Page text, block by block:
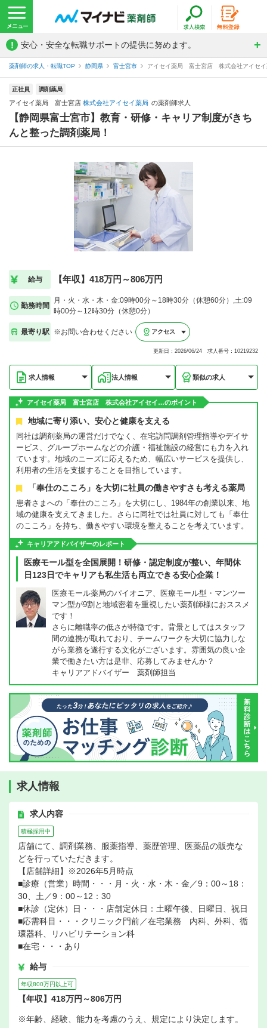
! 安心・安全な転職サポートの提供に努めます。
薬剤師の求人・転職TOP 静岡県 富士宮市 アイセイ薬局 富士宮店 株式会社アイセイ
正社員 調剤薬局
アイセイ薬局 富士宮店 株式会社アイセイ薬局 の薬剤師求人
【静岡県富士宮市】教育・研修・キャリア制度がきち
んと整った調剤薬局！
給与 【年収】418万円～806万円
勤務時間
月・火・水・木・金:09時00分～18時30分（休憩60分）,土:09
時00分～12時30分（休憩0分）
最寄り駅 ※お問い合わせください アクセス
更新日：2026/06/24 求人番号：10219232
求人情報 法人情報 類似の求人
アイセイ薬局 富士宮店 株式会社アイセイ…のポイント
地域に寄り添い、安心と健康を支える
同社は調剤薬局の運営だけでなく、在宅訪問調剤管理指導やデイサ
ービス、グループホームなどの介護・福祉施設の経営にも力を入れ
ています。地域のニーズに応えるため、幅広いサービスを提供し、
利用者の生活を支援することを目指しています。
「奉仕のこころ」を大切に社員の働きやすさも考える薬局
患者さまへの「奉仕のこころ」を大切にし、1984年の創業以来、地
域の健康を支えてきました。さらに同社では社員に対しても「奉仕
のこころ」を持ち、働きやすい環境を整えることを考えています。
キャリアアドバイザーのレポート
医療モール型を全国展開！研修・認定制度が整い、年間休
日123日でキャリアも私生活も両立できる安心企業！
医療モール薬局のパイオニア、医療モール型・マンツー
マン型が9割と地域密着を重視したい薬剤師様におススメ
です！
さらに離職率の低さが特徴です。背景としてはスタッフ
間の連携が取れており、チームワークを大切に協力しな
がら業務を遂行する文化がございます。雰囲気の良い企
業で働きたい方は是非、応募してみませんか？
キャリアアドバイザー 薬剤師担当
求人情報
求人内容
積極採用中
店舗にて、調剤業務、服薬指導、薬歴管理、医薬品の販売な
どを行っていただきます。
【店舗詳細】※2026年5月時点
■診療（営業）時間・・・月・火・水・木・金／9：00～18：
30、土／9：00～12：30
■休診（定休）日・・・店舗定休日：土曜午後、日曜日、祝日
■応需科目・・・クリニック門前／在宅業務 内科、外科、循
環器科、リハビリテーション科
■在宅・・・あり
給与
年収800万円以上可
【年収】418万円～806万円
※年齢、経験、能力を考慮のうえ、規定により決定します。